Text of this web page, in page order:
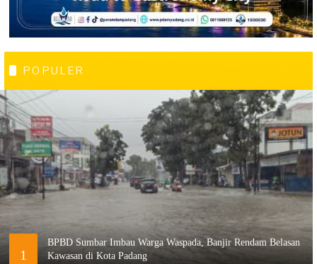
POPULER
1
BPBD Sumbar Imbau Warga Waspada, Banjir Rendam Belasan
Kawasan di Kota Padang